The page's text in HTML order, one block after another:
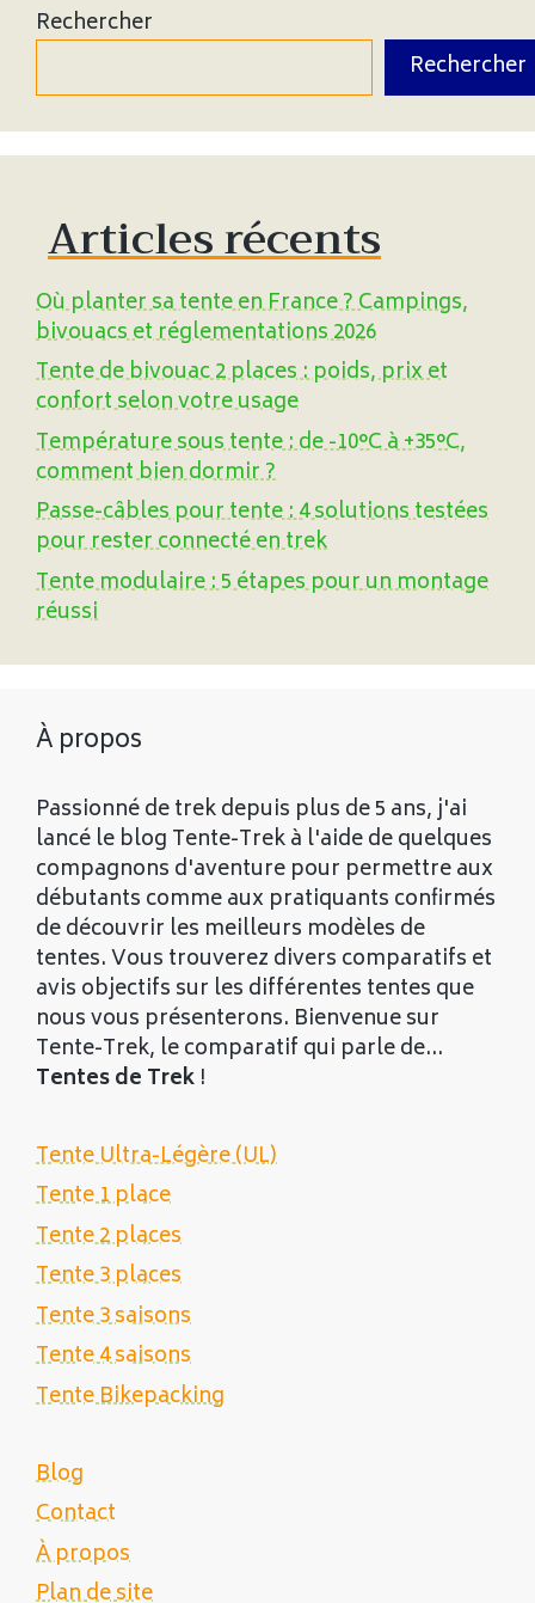
Rechercher
Rechercher
Articles récents
Où planter sa tente en France ? Campings,
bivouacs et réglementations 2026
Tente de bivouac 2 places : poids, prix et
confort selon votre usage
Température sous tente : de -10°C à +35°C,
comment bien dormir ?
Passe-câbles pour tente : 4 solutions testées
pour rester connecté en trek
Tente modulaire : 5 étapes pour un montage
réussi
À propos
Passionné de trek depuis plus de 5 ans, j'ai
lancé le blog Tente-Trek à l'aide de quelques
compagnons d'aventure pour permettre aux
débutants comme aux pratiquants confirmés
de découvrir les meilleurs modèles de
tentes. Vous trouverez divers comparatifs et
avis objectifs sur les différentes tentes que
nous vous présenterons. Bienvenue sur
Tente-Trek, le comparatif qui parle de...
Tentes de Trek !
Tente Ultra-Légère (UL)
Tente 1 place
Tente 2 places
Tente 3 places
Tente 3 saisons
Tente 4 saisons
Tente Bikepacking
Blog
Contact
À propos
Plan de site